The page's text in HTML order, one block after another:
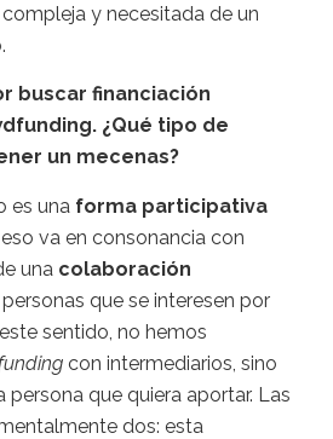
y necesitada de un
buscar financiación
¿Qué tipo de
un mecenas?
es una forma participativa
eso va en consonancia con
una colaboración
que se interesen por
sentido, no hemos
con intermediarios, sino
persona que quiera aportar. Las
dos: esta